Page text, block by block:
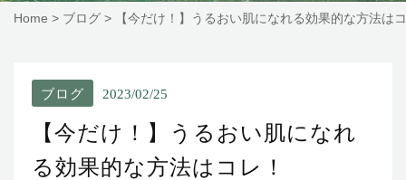
Home > ブログ > 【今だけ！】うるおい肌になれる効果的な方法は
ブログ 2023/02/25
【今だけ！】うるおい肌になれ
る効果的な方法はコレ！